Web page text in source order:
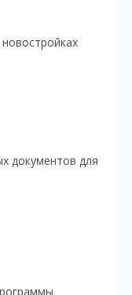
документов для